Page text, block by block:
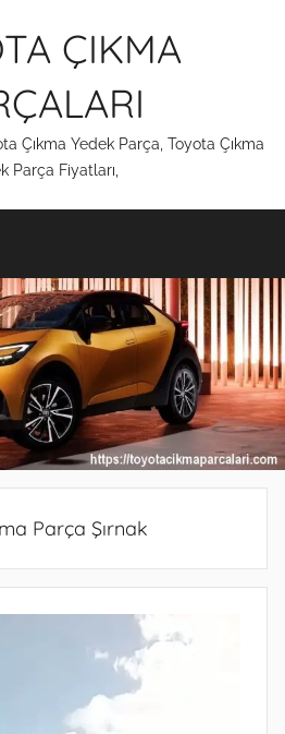
ÇIKMA
Çıkma Yedek Parça, Toyota Çıkma
Parça Fiyatları,
Parça Şırnak